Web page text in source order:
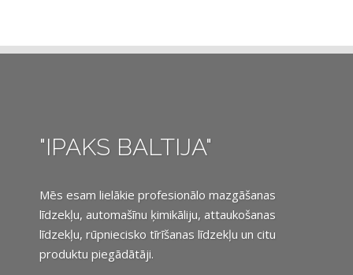
"IPAKS BALTIJA"
Mēs esam lielākie profesionālo mazgāšanas
līdzekļu, automašīnu ķimikāliju, attaukošanas
līdzekļu, rūpniecisko tīrīšanas līdzekļu un citu
produktu piegādātāji.